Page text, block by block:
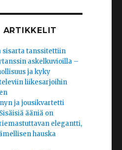
ARTIKKELIT
sisarta tanssitettiin
askelkuvioilla –
ja kyky
liikesarjoihin
ja jousikvartetti
ääniä on
elegantti,
hauska